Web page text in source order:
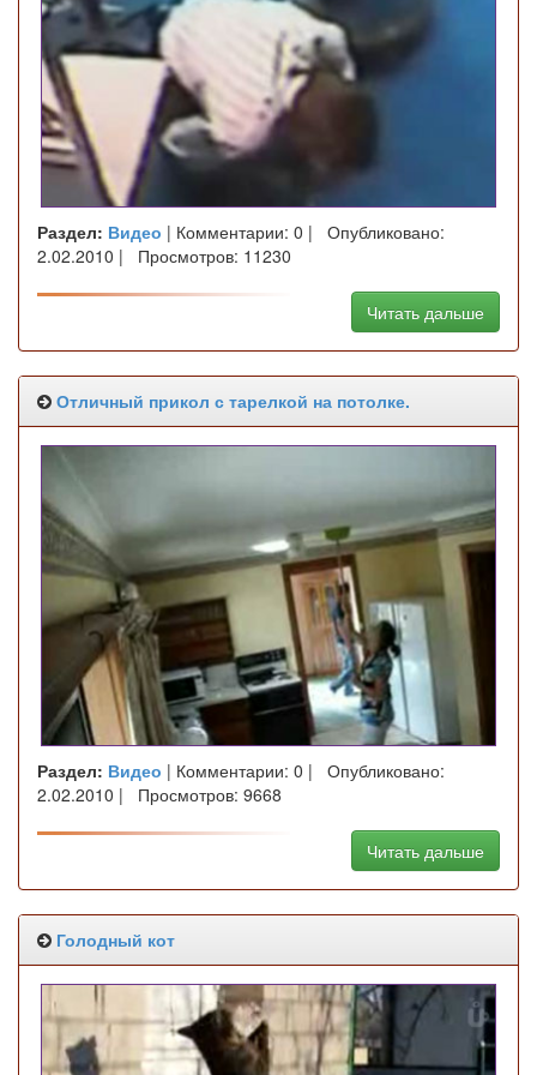
Раздел: Видео | Комментарии: 0 | Опубликовано:
2.02.2010 | Просмотров: 11230
Читать дальше
Отличный прикол с тарелкой на потолке.
Раздел: Видео | Комментарии: 0 | Опубликовано:
2.02.2010 | Просмотров: 9668
Читать дальше
Голодный кот